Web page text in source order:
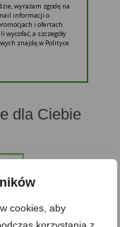
cookies, aby
wyrażam zgodę na
informacji o
i ofertach
wycofać, a szczegóły
znajdę w Polityce
dla Ciebie